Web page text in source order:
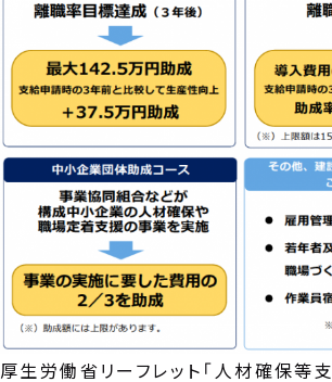
厚生労働省リーフレット「人材確保等